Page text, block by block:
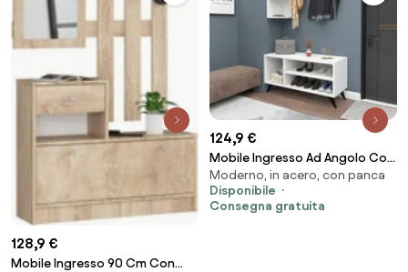
128,9 €
Mobile Ingresso 90 Cm Con
124,9 €
Mobile Ingresso Ad Angolo Con
Appendiabiti E Scarpiera Bianco
Samle
Moderno, in acero, con panca
Disponibile
Consegna gratuita